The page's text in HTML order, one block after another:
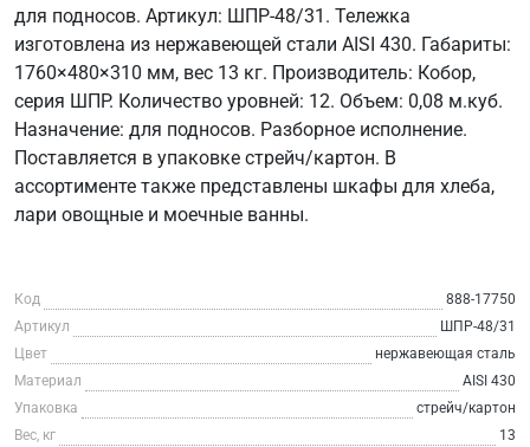
для подносов. Артикул: ШПР-48/31. Тележка
изготовлена из нержавеющей стали AISI 430. Габариты:
1760×480×310 мм, вес 13 кг. Производитель: Кобор,
серия ШПР. Количество уровней: 12. Объем: 0,08 м.куб.
Назначение: для подносов. Разборное исполнение.
Поставляется в упаковке стрейч/картон. В
ассортименте также представлены шкафы для хлеба,
лари овощные и моечные ванны.
Код
888-17750
Артикул
ШПР-48/31
Цвет
нержавеющая сталь
Материал
AISI 430
Упаковка
стрейч/картон
Вес, кг
13